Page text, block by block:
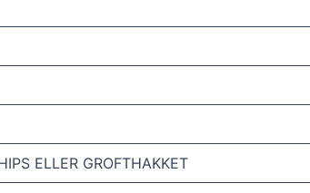
ELLER GROFTHAKKET